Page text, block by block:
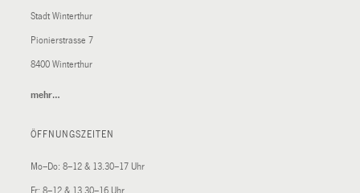
Stadt Winterthur
Pionierstrasse 7
8400 Winterthur
mehr…
ÖFFNUNGSZEITEN
Mo–Do: 8–12 & 13.30–17 Uhr